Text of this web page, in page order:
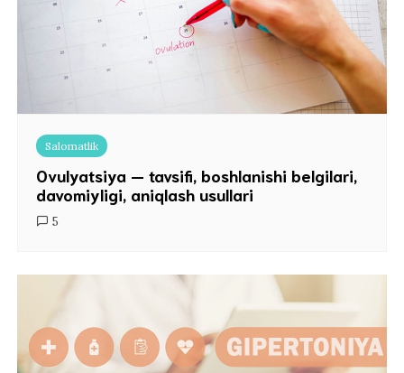
Salomatlik
Ovulyatsiya — tavsifi, boshlanishi belgilari,
davomiyligi, aniqlash usullari
5